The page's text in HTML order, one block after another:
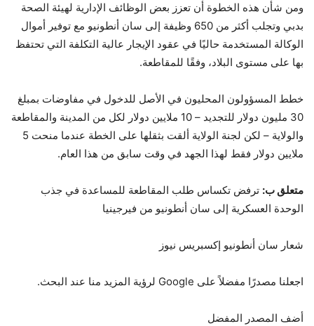
ومن شأن هذه الخطوة أن تعزز بعض الوظائف الإدارية لهيئة الصحة
بدبي وتجلب أكثر من 650 وظيفة إلى سان أنطونيو مع توفير أموال
الوكالة المستخدمة حاليًا في عقود الإيجار عالية التكلفة التي تحتفظ
بها على مستوى البلاد، وفقًا للمقاطعة.
خطط المسؤولون المحليون في الأصل للدخول في مفاوضات بمبلغ
30 مليون دولار للتجديد – 10 ملايين دولار لكل من المدينة والمقاطعة
والولاية – لكن لجنة الولاية ألقت بثقلها على الخطة عندما منحت 5
ملايين دولار فقط لهذا الجهد في وقت سابق من هذا العام.
متعلق ب: ترفض تكساس طلب المقاطعة للمساعدة في جذب
الوحدة العسكرية إلى سان أنطونيو من فيرجينيا
شعار سان أنطونيو إكسبريس نيوز
اجعلنا مصدرًا مفضلاً على Google لرؤية المزيد منا عند البحث.
أضف المصدر المفضل